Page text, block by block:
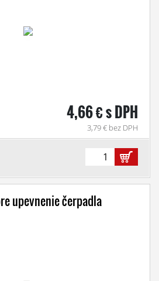
4,66 € s DPH
3,79 € bez DPH
upevnenie čerpadla